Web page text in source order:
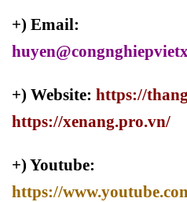
+) Email:
+) Website: https://
https://xenang.pro.vn/
+) Youtube:
https://